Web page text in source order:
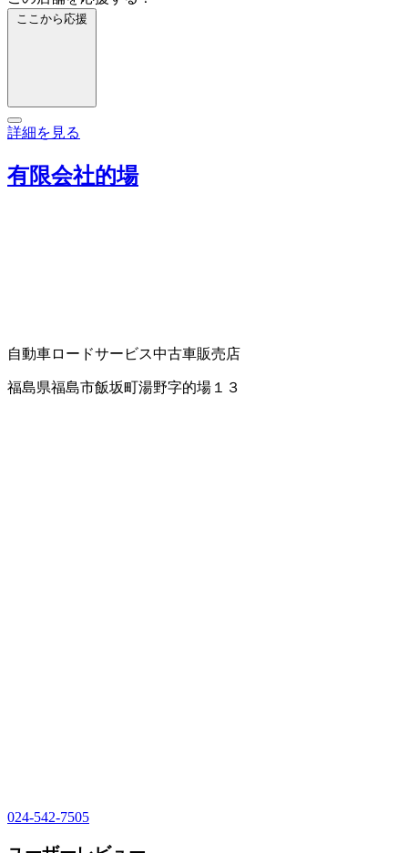
ここから応援
詳細を見る
有限会社的場
自動車ロードサービス中古車販売店
福島県福島市飯坂町湯野字的場１３
024-542-7505